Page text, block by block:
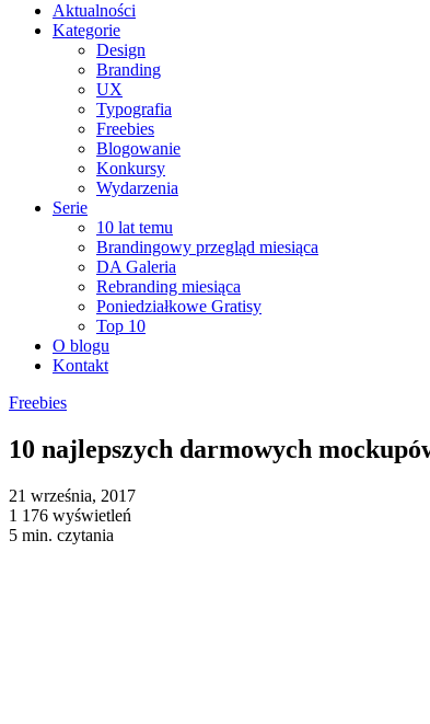
Aktualności
Kategorie
Design
Branding
UX
Typografia
Freebies
Blogowanie
Konkursy
Wydarzenia
Serie
10 lat temu
Brandingowy przegląd miesiąca
DA Galeria
Rebranding miesiąca
Poniedziałkowe Gratisy
Top 10
O blogu
Kontakt
Freebies
10 najlepszych darmowych
21 września, 2017
1 176 wyświetleń
5 min. czytania